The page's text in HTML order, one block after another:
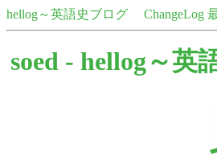
hellog～英語史ブログ ChangeLog
soed - hellog～英